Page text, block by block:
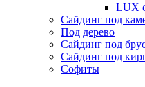
LUX
Сайдинг под
Под дерево
Сайдинг под
Сайдинг под
Софиты